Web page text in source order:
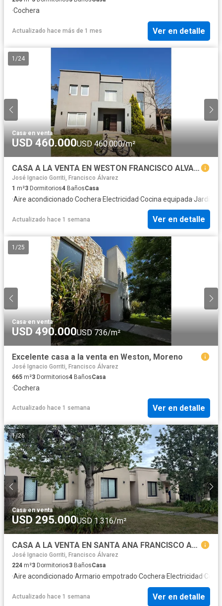
·Cochera
Actualizado hace más de 1 mes Ver en detalle
1 /24
Casa·en venta
USD 460.000USD 460.000/m²
CASA A LA VENTA EN WESTON FRANCISCO ALVAREZ FINANCIA HASTA 60 CUOTAS
José Ignacio Gorriti, Francisco Álvarez
1 m²3 Dormitorios4 BañosCasa
·Aire acondicionado·Cochera·Electricidad·Cocina equipada·Jardín
Actualizado hace 1 semana Ver en detalle
1 /25
Casa·en venta
USD 490.000USD 736/m²
Excelente casa a la venta en Weston, Moreno
José Ignacio Gorriti, Francisco Álvarez
665 m²3 Dormitorios4 BañosCasa
·Cochera
Actualizado hace 1 semana Ver en detalle
1/26
Casa·en venta
USD 295.000USD 1.316/m²
CASA A LA VENTA EN SANTA ANA FRANCISCO ALVRAEZ
José Ignacio Gorriti, Francisco Álvarez
224 m²3 Dormitorios3 BañosCasa
·Aire acondicionado·Armario empotrado·Cochera·Electricidad·
Actualizado hace 1 semana Ver en detalle